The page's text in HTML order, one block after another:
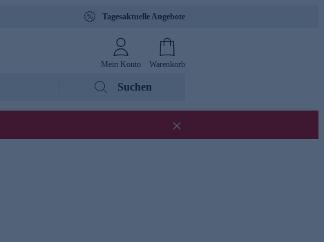
Tagesaktuelle Angebote
Mein Konto Warenkorb
Suchen